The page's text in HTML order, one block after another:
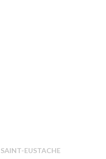
SAINT-EUSTACHE